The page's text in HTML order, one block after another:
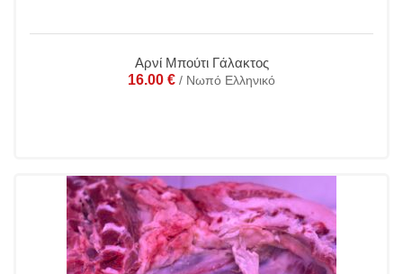
Αρνί Μπούτι Γάλακτος
16.00 € / Νωπό Ελληνικό